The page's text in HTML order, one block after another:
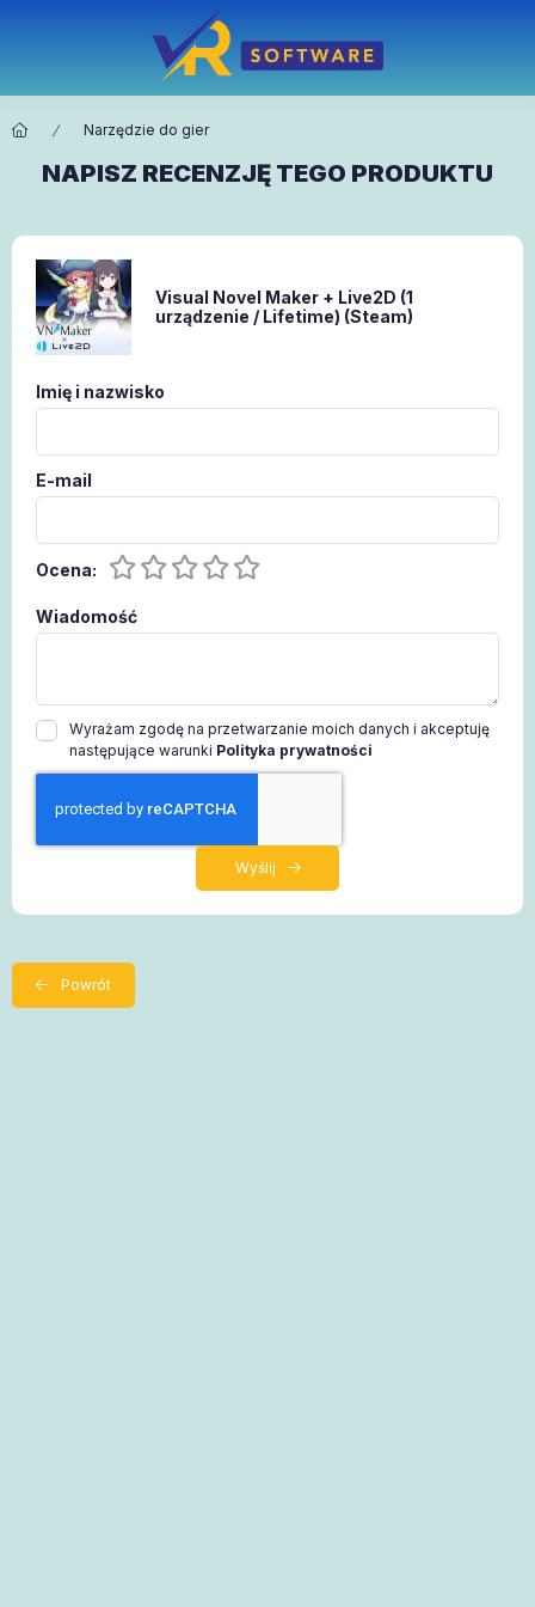
Narzędzie do gier
NAPISZ RECENZJĘ TEGO PRODUKTU
Visual Novel Maker + Live2D (1
urządzenie / Lifetime) (Steam)
Imię i nazwisko
E-mail
Ocena:
Wiadomość
Wyrażam zgodę na przetwarzanie moich danych i akceptuję
następujące warunki Polityka prywatności
Wyślij
Powrót